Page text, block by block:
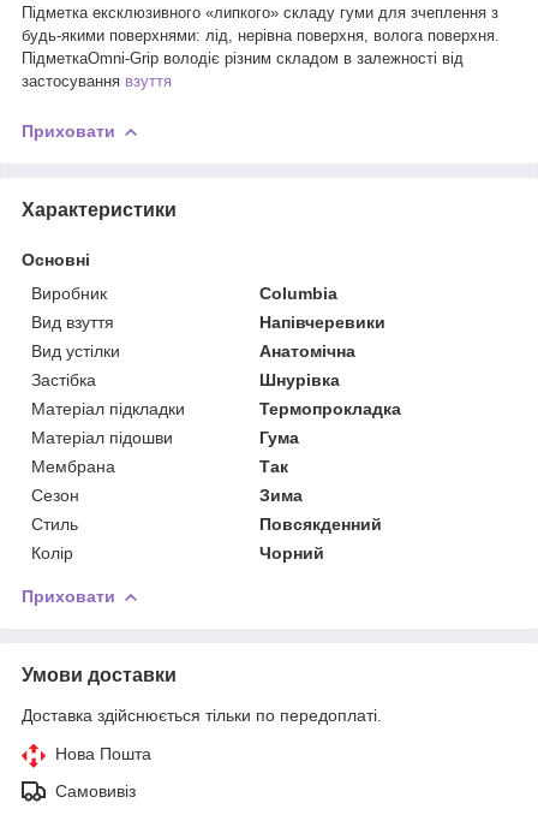
Підметка ексклюзивного «липкого» складу гуми для зчеплення з
будь-якими поверхнями: лід, нерівна поверхня, волога поверхня.
ПідметкаOmni-Grip володіє різним складом в залежності від
застосування взуття
Приховати
Характеристики
Основні
Виробник
Columbia
Вид взуття
Напівчеревики
Вид устілки
Анатомічна
Застібка
Шнурівка
Матеріал підкладки
Термопрокладка
Матеріал підошви
Гума
Мембрана
Так
Сезон
Зима
Стиль
Повсякденний
Колір
Чорний
Приховати
Умови доставки
Доставка здійснюється тільки по передоплаті.
Нова Пошта
Самовивіз